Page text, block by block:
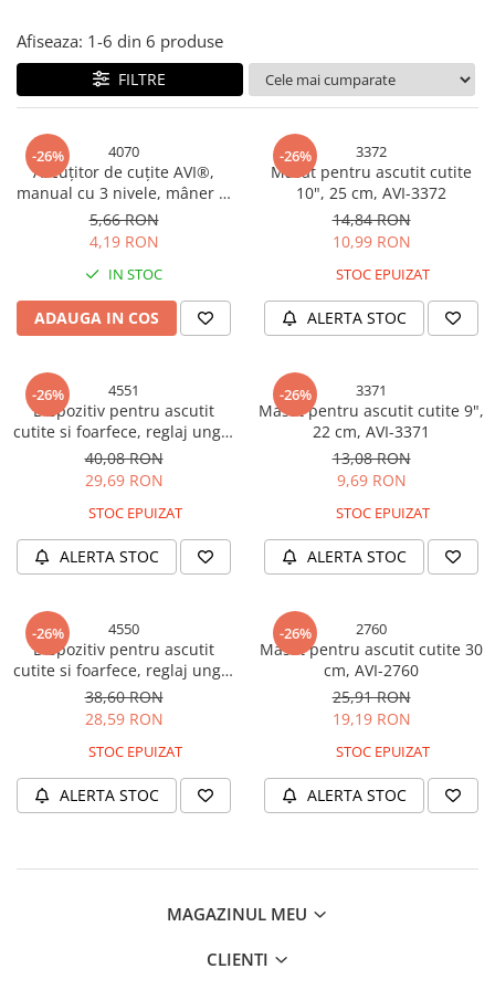
Bureti si lavete
Manusi bucatarie
Manusi unica folosinta
Cutii postale
Decoratiuni casa & sarbatori
Accesorii decorative
Iluminat & Electrice
Benzi LED
Accesorii corpuri de iluminat
Accesorii prize si intrerupatoare
Aplice fatada
Aplice si plafoniere
Cabluri electrice si conductori
Cabluri si adaptoare
Intrerupatoare
Lanterne
Lustre si pendule
Prelungitoare
Noptiere
Perii, trimere si clesti animale
Zgarzi, lese si hamuri
Afiseaza: 1-6 din 6 produse
FILTRE
-26% 4070
Ascuțitor de cuțite AVI®,
manual cu 3 nivele, mâner și
bază antialunecare,
negru/roșu, AVI-4070
5,66 RON
4,19 RON
IN STOC
ADAUGA IN COS
-26% 3372
Masat pentru ascutit cutite
10", 25 cm, AVI-3372
14,84 RON
10,99 RON
STOC EPUIZAT
ALERTA STOC
-26% 4551
Dispozitiv pentru ascutit
cutite si foarfece, reglaj unghi
de ascutire, 25 cm, 245grame,
AVI-4551
40,08 RON
29,69 RON
STOC EPUIZAT
ALERTA STOC
-26% 3371
Masat pentru ascutit cutite 9",
22 cm, AVI-3371
13,08 RON
9,69 RON
STOC EPUIZAT
ALERTA STOC
-26% 4550
Dispozitiv pentru ascutit
cutite si foarfece, reglaj unghi
de ascutire, 23 cm, 160grame,
rosu-gri AVI-4550
38,60 RON
28,59 RON
STOC EPUIZAT
ALERTA STOC
-26% 2760
Masat pentru ascutit cutite 30
cm, AVI-2760
25,91 RON
19,19 RON
STOC EPUIZAT
ALERTA STOC
MAGAZINUL MEU
CLIENTI